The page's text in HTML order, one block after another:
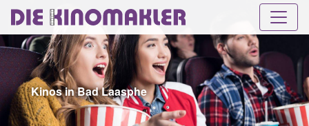
Kinos in Bad Laasphe